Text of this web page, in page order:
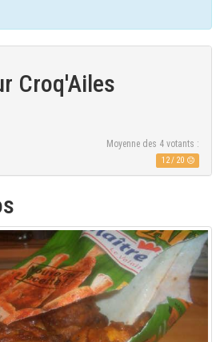
Croq'Ailes
Moyenne des 4 votants :
12/ 20